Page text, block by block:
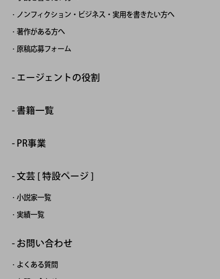
ノンフィクション・ビジネス・実用を書きたい方へ
著作がある方へ
原稿応募フォーム
エージェントの役割
書籍一覧
PR事業
文芸 [ 特設ページ ]
小説家一覧
実績一覧
お問い合わせ
よくある質問